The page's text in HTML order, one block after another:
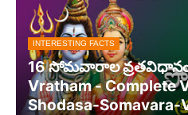
INTERESTING FACTS
16 సోమవారాల వ్రతవిధానం
Vratham - Complete
Shodasa-Somavara-